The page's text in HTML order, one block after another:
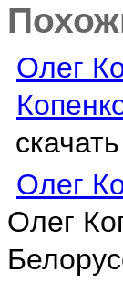
Олег
Олег
Олег